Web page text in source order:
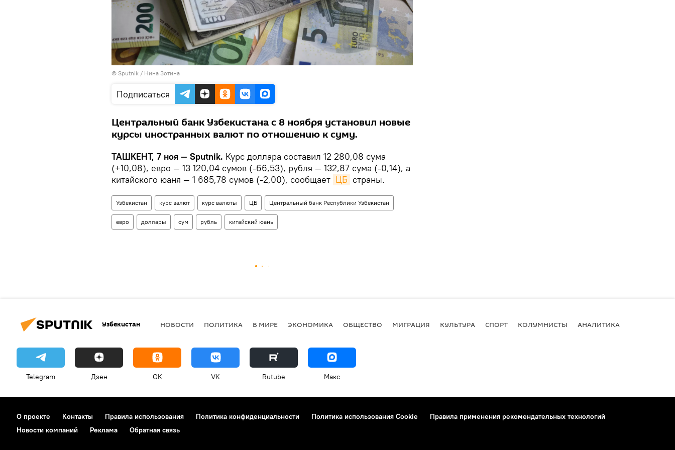
© Sputnik / Нина Зотина
Подписаться
Центральный банк Узбекистана с 8 ноября установил новые
курсы иностранных валют по отношению к суму.
ТАШКЕНТ, 7 ноя — Sputnik. Курс доллара составил 12 280,08 сума
(+10,08), евро — 13 120,04 сумов (-66,53), рубля — 132,87 сума (-0,14), а
китайского юаня — 1 685,78 сумов (-2,00), сообщает ЦБ страны.
Узбекистан курс валют курс валюты ЦБ Центральный банк Республики Узбекистан
евро доллары сум рубль китайский юань
Узбекистан НОВОСТИ ПОЛИТИКА В МИРЕ ЭКОНОМИКА ОБЩЕСТВО МИГРАЦИЯ КУЛЬТУРА СПОРТ КОЛУМНИСТЫ АНАЛИТИКА
Telegram Дзен OK VK Rutube Макс
О проекте Контакты Правила использования Политика конфиденциальности Политика использования Cookie
Правила применения рекомендательных технологий
Новости компаний
Реклама Обратная связь